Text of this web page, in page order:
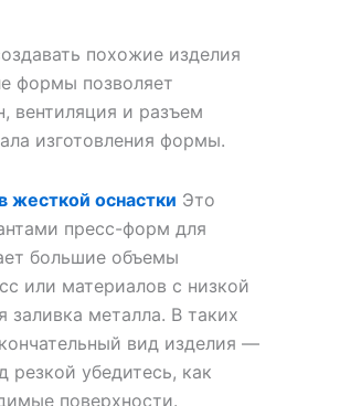
похожие изделия
формы позволяет
вентиляция и разъем
изготовления формы.
жесткой оснастки Это
пресс-форм для
большие объемы
или материалов с низкой
заливка металла. В таких
вид изделия —
убедитесь, как
поверхности.